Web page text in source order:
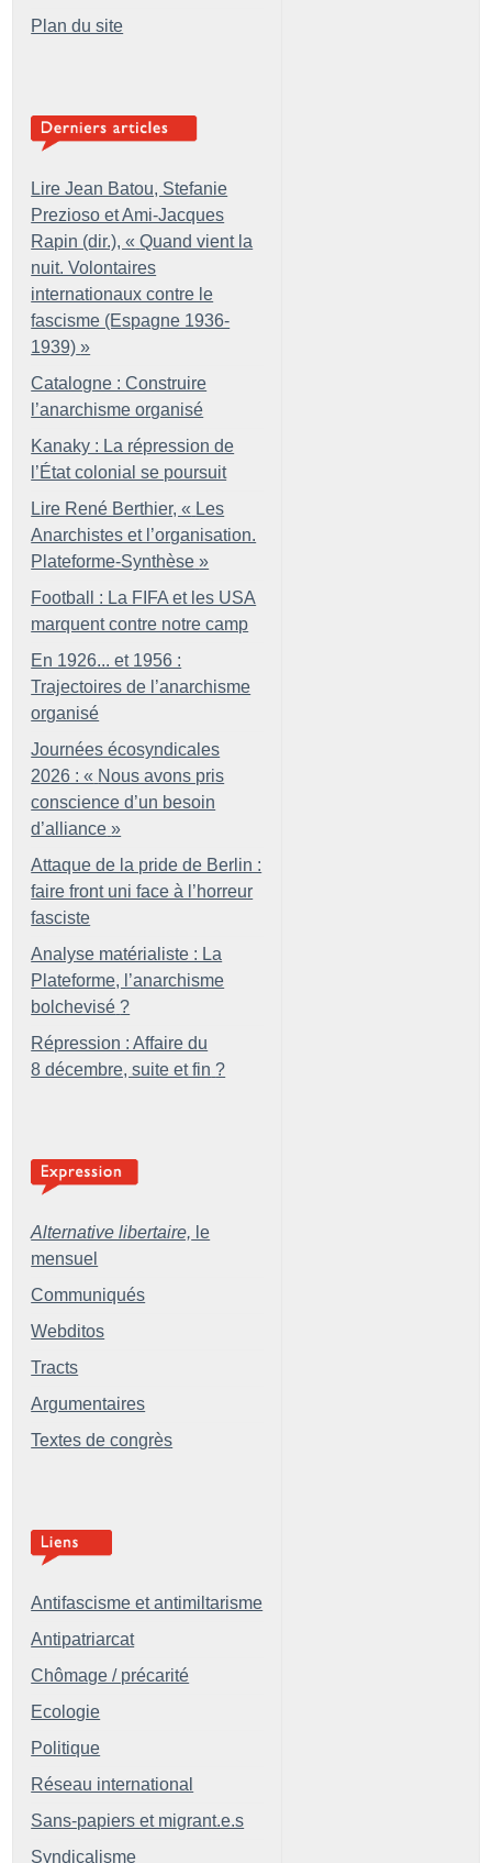
Plan du site
Lire Jean Batou, Stefanie
Prezioso et Ami-Jacques
Rapin (dir.), « Quand vient la
nuit. Volontaires
internationaux contre le
fascisme (Espagne 1936-
1939) »
Catalogne : Construire
l’anarchisme organisé
Kanaky : La répression de
l’État colonial se poursuit
Lire René Berthier, « Les
Anarchistes et l’organisation.
Plateforme-Synthèse »
Football : La FIFA et les USA
marquent contre notre camp
En 1926... et 1956 :
Trajectoires de l’anarchisme
organisé
Journées écosyndicales
2026 : « Nous avons pris
conscience d’un besoin
d’alliance »
Attaque de la pride de Berlin :
faire front uni face à l’horreur
fasciste
Analyse matérialiste : La
Plateforme, l’anarchisme
bolchevisé ?
Répression : Affaire du
8 décembre, suite et fin ?
Alternative libertaire, le
mensuel
Communiqués
Webditos
Tracts
Argumentaires
Textes de congrès
Antifascisme et antimiltarisme
Antipatriarcat
Chômage / précarité
Ecologie
Politique
Réseau international
Sans-papiers et migrant.e.s
Syndicalisme